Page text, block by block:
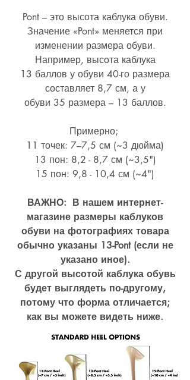
Pont – это высота каблука обуви.
Значение «Pont» меняется при
изменении размера обуви.
Например, высота каблука
13 баллов у обуви 40-го размера
составляет 8,7 см, а у
обуви 35 размера – 13 баллов.
Примерно;
11 точек: 7–7,5 см (~3 дюйма)
13 пон: 8,2 - 8,7 см (~3,5")
15 пон: 9,8 - 10,4 см (~4")
ВАЖНО: В нашем интернет-
магазине размеры каблуков
обуви на фотографиях товара
обычно указаны 13-Pont (если не
указано иное).
С другой высотой каблука обувь
будет выглядеть по-другому,
потому что форма отличается;
как вы можете видеть ниже.